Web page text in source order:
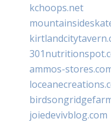
kchoops.net
ammos-
joiedevivblog.com